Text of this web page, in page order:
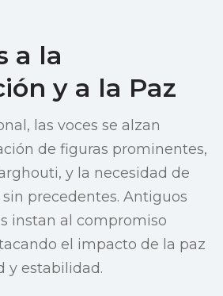
a la
y a la Paz
las voces se alzan
de figuras prominentes,
y la necesidad de
precedentes. Antiguos
instan al compromiso
el impacto de la paz
y estabilidad.